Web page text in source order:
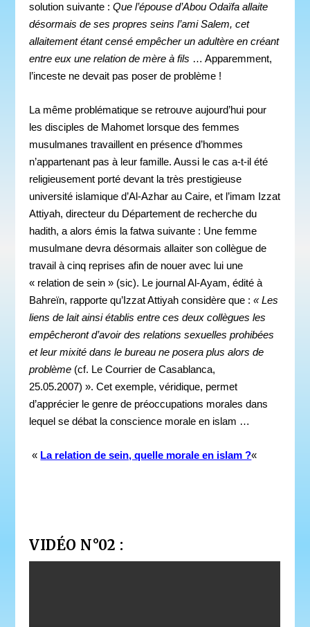
solution suivante : Que l’épouse d’Abou Odaïfa allaite
désormais de ses propres seins l’ami Salem, cet
allaitement étant censé empêcher un adultère en créant
entre eux une relation de mère à fils … Apparemment,
l’inceste ne devait pas poser de problème !
La même problématique se retrouve aujourd’hui pour
les disciples de Mahomet lorsque des femmes
musulmanes travaillent en présence d’hommes
n’appartenant pas à leur famille. Aussi le cas a-t-il été
religieusement porté devant la très prestigieuse
université islamique d’Al-Azhar au Caire, et l’imam Izzat
Attiyah, directeur du Département de recherche du
hadith, a alors émis la fatwa suivante : Une femme
musulmane devra désormais allaiter son collègue de
travail à cinq reprises afin de nouer avec lui une
« relation de sein » (sic). Le journal Al-Ayam, édité à
Bahreïn, rapporte qu’Izzat Attiyah considère que : « Les
liens de lait ainsi établis entre ces deux collègues les
empêcheront d’avoir des relations sexuelles prohibées
et leur mixité dans le bureau ne posera plus alors de
problème (cf. Le Courrier de Casablanca,
25.05.2007) ». Cet exemple, véridique, permet
d’apprécier le genre de préoccupations morales dans
lequel se débat la conscience morale en islam …
« La relation de sein, quelle morale en islam ?«
VIDÉO N°02 :